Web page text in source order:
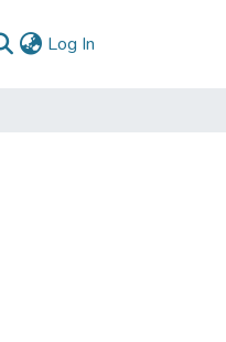
Log In